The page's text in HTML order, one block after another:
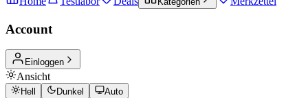
Account
Einloggen
Ansicht
Hell Dunkel Auto